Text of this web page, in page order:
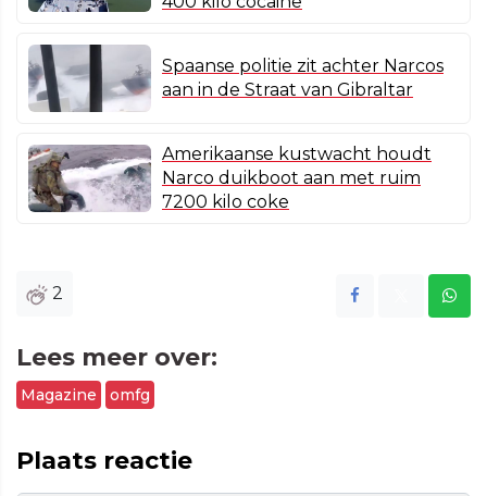
Spaanse politie zit achter Narcos
aan in de Straat van Gibraltar
Amerikaanse kustwacht houdt
Narco duikboot aan met ruim
7200 kilo coke
2
Lees meer over:
Magazine omfg
Plaats reactie